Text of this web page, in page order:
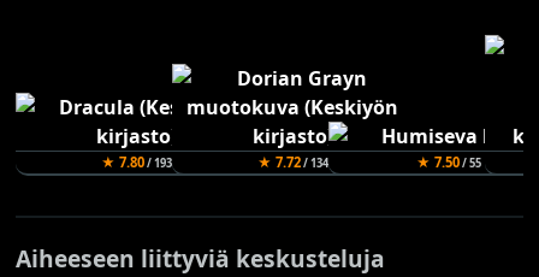
★ 7.80/ 193 ★ 7.72/ 134 ★ 7.50/ 55
Aiheeseen liittyviä keskusteluja